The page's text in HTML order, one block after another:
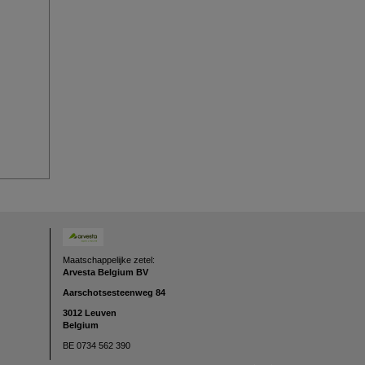
Maatschappelijke zetel:
Arvesta Belgium BV
Aarschotsesteenweg 84
3012 Leuven
Belgium
BE 0734 562 390